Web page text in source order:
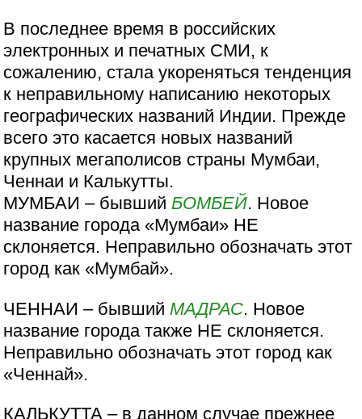
В последнее время в российских
электронных и печатных СМИ, к
сожалению, стала укореняться тенденция
к неправильному написанию некоторых
географических названий Индии. Прежде
всего это касается новых названий
крупных мегаполисов страны Мумбаи,
Ченнаи и Калькутты.
МУМБАИ – бывшийБОМБЕЙ. Новое
название города «Мумбаи» НЕ
склоняется. Неправильно обозначать этот
город как «Мумбай».
ЧЕННАИ – бывший МАДРАС. Новое
название города также НЕ склоняется.
Неправильно обозначать этот город как
«Ченнай».
КАЛЬКУТТА – в данном случае прежнее